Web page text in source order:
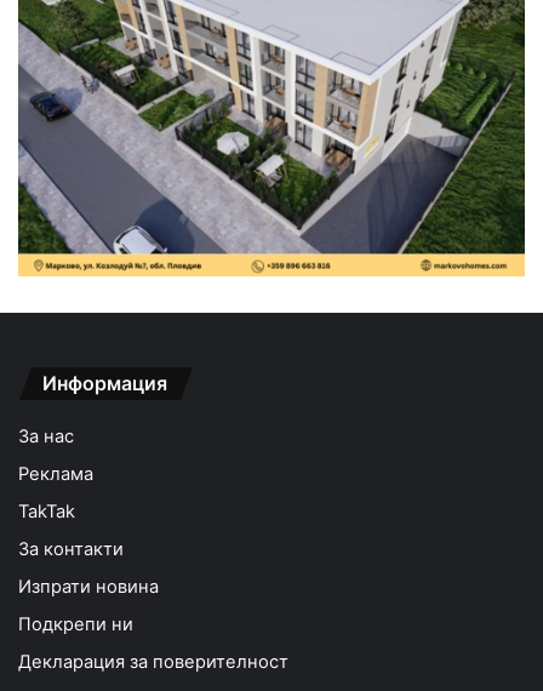
Информация
За нас
Реклама
TakTak
За контакти
Изпрати новина
Подкрепи ни
Декларация за поверителност